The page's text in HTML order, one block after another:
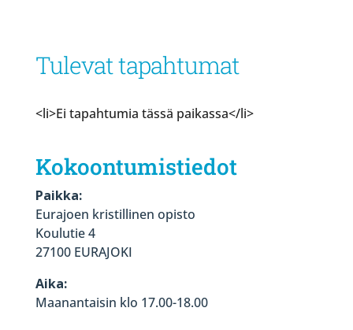
Tulevat tapahtumat
<li>Ei tapahtumia tässä paikassa</li>
Kokoontumistiedot
Paikka:
Eurajoen kristillinen opisto
Koulutie 4
27100 EURAJOKI
Aika:
Maanantaisin klo 17.00-18.00